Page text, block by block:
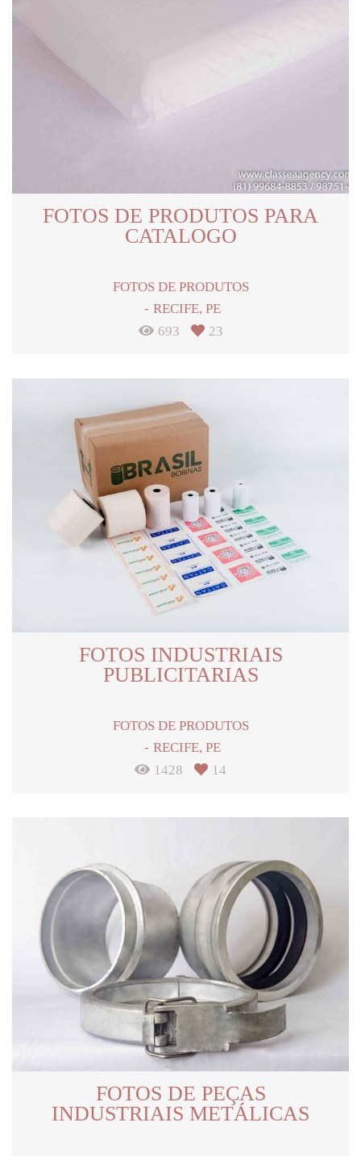
FOTOS DE PRODUTOS PARA
CATALOGO
FOTOS DE PRODUTOS
RECIFE, PE
693
23
FOTOS INDUSTRIAIS
PUBLICITARIAS
FOTOS DE PRODUTOS
RECIFE, PE
1428
14
FOTOS DE PEÇAS
INDUSTRIAIS METÁLICAS